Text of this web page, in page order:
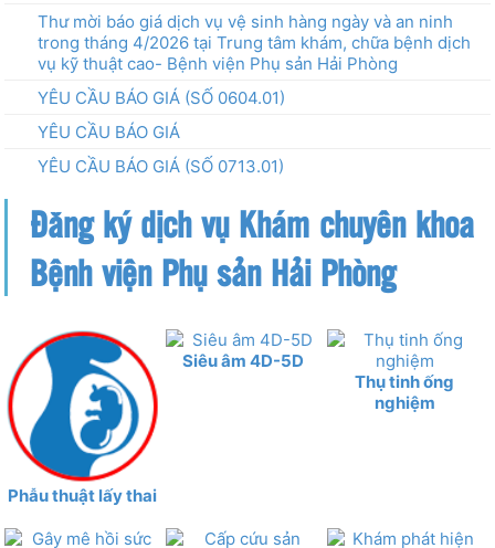
Thư mời báo giá dịch vụ vệ sinh hàng ngày và an ninh
trong tháng 4/2026 tại Trung tâm khám, chữa bệnh dịch
vụ kỹ thuật cao- Bệnh viện Phụ sản Hải Phòng
YÊU CẦU BÁO GIÁ (SỐ 0604.01)
YÊU CẦU BÁO GIÁ
YÊU CẦU BÁO GIÁ (SỐ 0713.01)
Đăng ký dịch vụ Khám chuyên khoa
Bệnh viện Phụ sản Hải Phòng
Phẫu thuật lấy thai
Siêu âm 4D-5D
Thụ tinh ống
nghiệm